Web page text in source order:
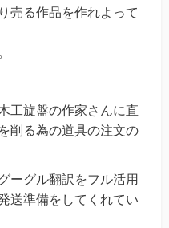
売る作品を作れよって
工旋盤の作家さんに直
削る為の道具の注文の
ーグル翻訳をフル活用
送準備をしてくれてい